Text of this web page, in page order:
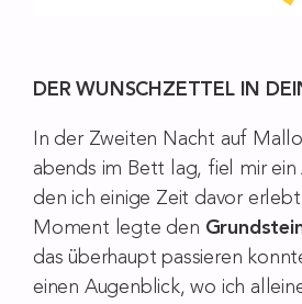
DER WUNSCHZETTEL IN
In der Zweiten Nacht auf
abends im Bett lag, fiel mir ein
den ich einige Zeit davor
Moment legte den
das überhaupt passieren
einen Augenblick, wo ich